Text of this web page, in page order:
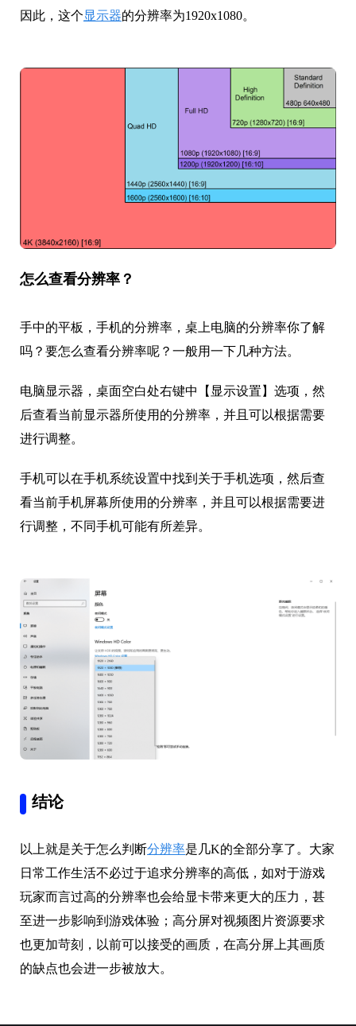
因此，这个显示器的分辨率为1920x1080。
怎么查看分辨率？
手中的平板，手机的分辨率，桌上电脑的分辨率你了解
吗？要怎么查看分辨率呢？一般用一下几种方法。
电脑显示器，桌面空白处右键中【显示设置】选项，然
后查看当前显示器所使用的分辨率，并且可以根据需要
进行调整。
手机可以在手机系统设置中找到关于手机选项，然后查
看当前手机屏幕所使用的分辨率，并且可以根据需要进
行调整，不同手机可能有所差异。
结论
以上就是关于怎么判断分辨率是几K的全部分享了。大家
日常工作生活不必过于追求分辨率的高低，如对于游戏
玩家而言过高的分辨率也会给显卡带来更大的压力，甚
至进一步影响到游戏体验；高分屏对视频图片资源要求
也更加苛刻，以前可以接受的画质，在高分屏上其画质
的缺点也会进一步被放大。